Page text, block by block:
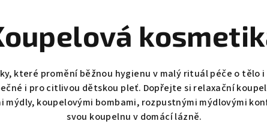
které promění běžnou hygienu v malý rituál péče o tělo
i pro citlivou dětskou pleť. Dopřejte si relaxační
koupelovými bombami, rozpustnými mýdlovými
svou koupelnu v domácí lázně.